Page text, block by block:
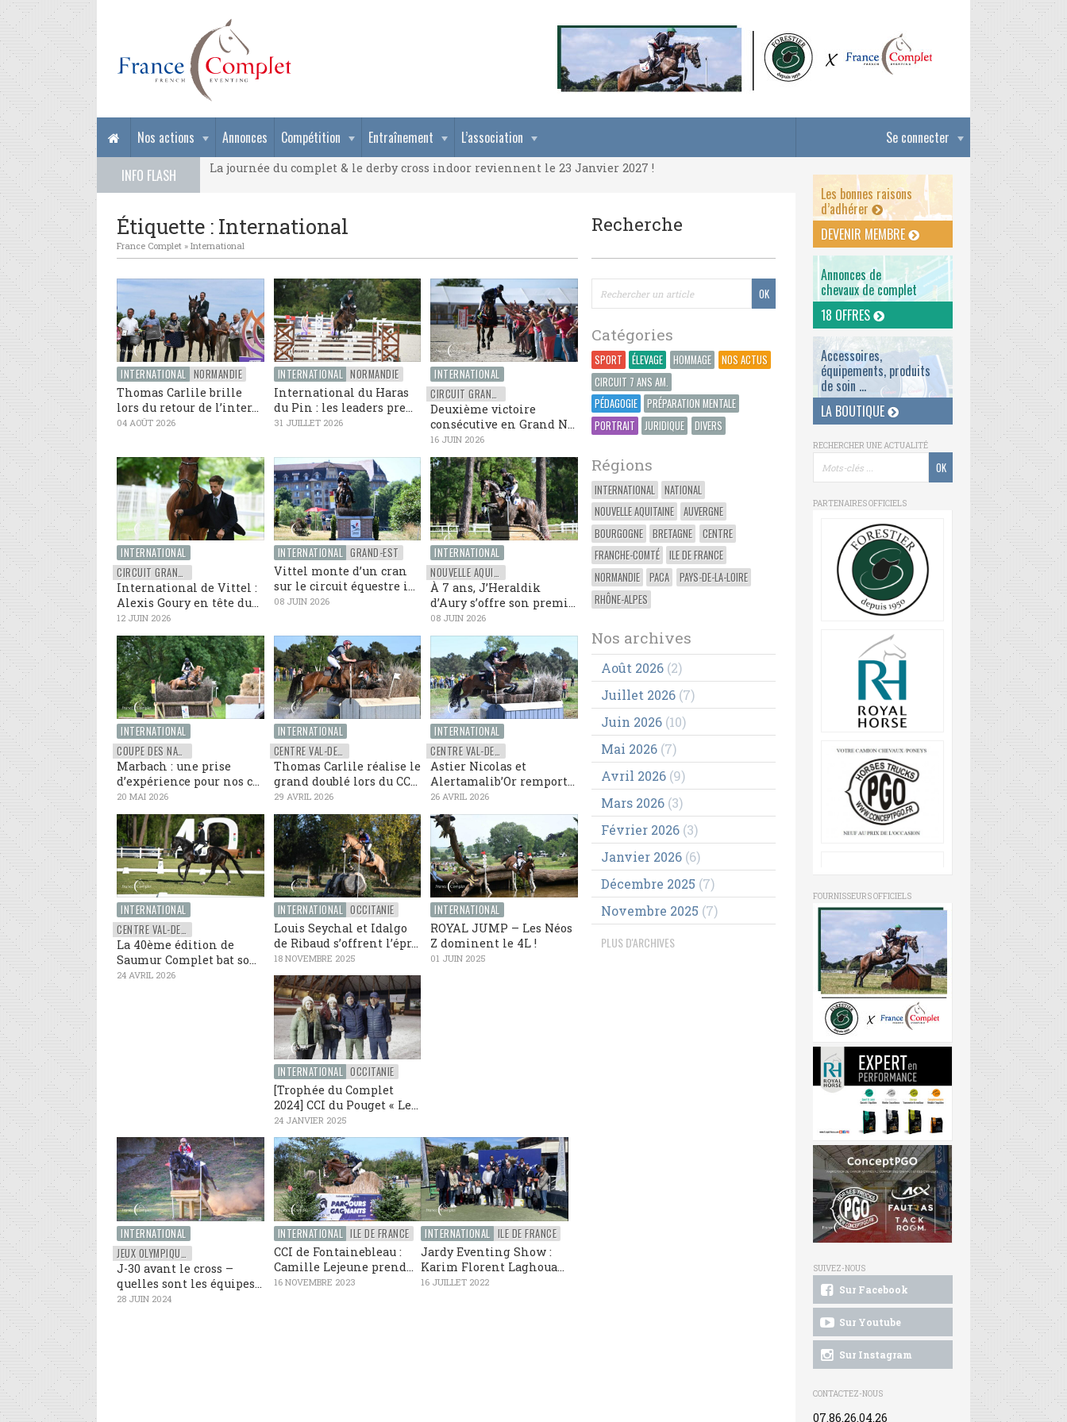
Se connecter
Nos actions Annonces Compétition Entraînement
L’association
INFO FLASH
La journée du complet & le derby cross indoor reviennent le 23 Janvier 2027 !
La journée du complet & le derby cross indoor reviennent le 23 Janvier 2027 !
Étiquette : International
France Complet » International
INTERNATIONAL NORMANDIE
Thomas Carlile brille
lors du retour de l’inter...
04 AOÛT 2026
INTERNATIONAL NORMANDIE
International du Haras
du Pin : les leaders pre...
31 JUILLET 2026
INTERNATIONAL
CIRCUIT GRAND NATIONAL FFE
Deuxième victoire
consécutive en Grand N...
16 JUIN 2026
INTERNATIONAL
CIRCUIT GRAND NATIONAL FFE
International de Vittel :
Alexis Goury en tête du...
12 JUIN 2026
INTERNATIONAL GRAND-EST
Vittel monte d’un cran
sur le circuit équestre i...
08 JUIN 2026
INTERNATIONAL
NOUVELLE AQUITAINE
À 7 ans, J’Heraldik
d’Aury s’offre son premi...
08 JUIN 2026
INTERNATIONAL
COUPE DES NATIONS
Marbach : une prise
d’expérience pour nos c...
20 MAI 2026
INTERNATIONAL
CENTRE VAL-DE-LOIRE
Thomas Carlile réalise le
grand doublé lors du CC...
29 AVRIL 2026
INTERNATIONAL
CENTRE VAL-DE-LOIRE
Astier Nicolas et
Alertamalib’Or remport...
26 AVRIL 2026
INTERNATIONAL
CENTRE VAL-DE-LOIRE
La 40ème édition de
Saumur Complet bat so...
24 AVRIL 2026
INTERNATIONAL OCCITANIE
Louis Seychal et Idalgo
de Ribaud s’offrent l’épr...
18 NOVEMBRE 2025
INTERNATIONAL
ROYAL JUMP – Les Néos
Z dominent le 4L !
01 JUIN 2025
INTERNATIONAL
OCCITANIE
[Trophée du Complet
2024] CCI du Pouget « Le...
24 JANVIER 2025
INTERNATIONAL
J-30 avant le cross –
quelles sont les équipes...
28 JUIN 2024
INTERNATIONAL
ILE DE FRANCE
CCI de Fontainebleau :
Camille Lejeune prend...
16 NOVEMBRE 2023
INTERNATIONAL
ILE DE FRANCE
Jardy Eventing Show :
Karim Florent Laghoua...
16 JUILLET 2022
Recherche
Catégories
SPORT ÉLEVAGE HOMMAGE
NOS ACTUS
CIRCUIT 7 ANS AM.
PÉDAGOGIE
PRÉPARATION MENTALE
PORTRAIT
JURIDIQUE DIVERS
Régions
INTERNATIONAL
NATIONAL
NOUVELLE AQUITAINE
AUVERGNE
BOURGOGNE
BRETAGNE
CENTRE
FRANCHE-COMTÉ
ILE DE FRANCE
NORMANDIE
PACA
PAYS-DE-LA-LOIRE
RHÔNE-ALPES
Nos archives
Août 2026(2)
Juillet 2026(7)
Juin 2026(10)
Mai 2026(7)
Avril 2026(9)
Mars 2026(3)
Février 2026(3)
Janvier 2026(6)
Décembre 2025 (7)
Novembre 2025 (7)
PLUS D'ARCHIVES
Les bonnes raisons
d’adhérer
DEVENIR MEMBRE
Annonces de
chevaux de complet
18 OFFRES
Accessoires,
équipements, produits
de soin ...
LA BOUTIQUE
RECHERCHER UNE ACTUALITÉ
PARTENAIRES OFFICIELS
FOURNISSEURS OFFICIELS
SUIVEZ-NOUS
Sur Facebook
Sur Youtube
Sur Instagram
CONTACTEZ-NOUS
07.86.26.04.26